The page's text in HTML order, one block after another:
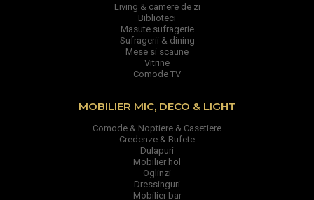
Living & camere de zi
Biblioteci
Masute sufragerie
Sufragerii & dining
Mese si scaune
Vitrine
Comode TV
MOBILIER MIC, DECO & LIGHT
Comode & Noptiere & Casetiere
Credenze & Bufete
Dulapuri
Mobilier hol
Oglinzi
Dressinguri
Mobilier bar